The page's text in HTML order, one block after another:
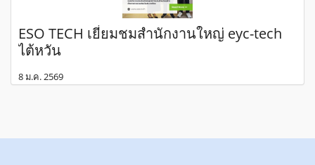
ESO TECH เยี่ยมชมสำนักงานใหญ่ eyc-tech
ไต้หวัน
8 ม.ค. 2569